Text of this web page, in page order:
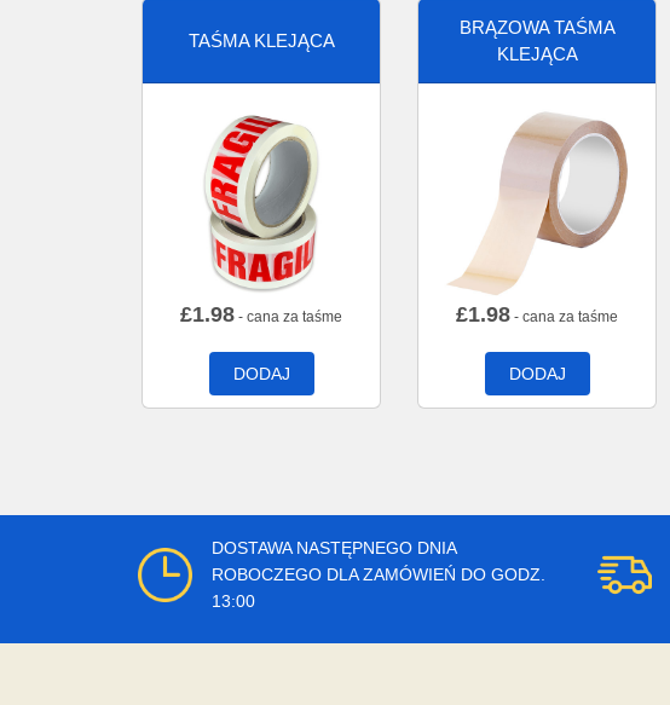
TAŚMA KLEJĄCA
£1.98 - cana za taśme
DODAJ
BRĄZOWA TAŚMA
KLEJĄCA
£1.98 - cana za taśme
DODAJ
DOSTAWA NASTĘPNEGO DNIA
ROBOCZEGO DLA ZAMÓWIEŃ DO GODZ.
13:00